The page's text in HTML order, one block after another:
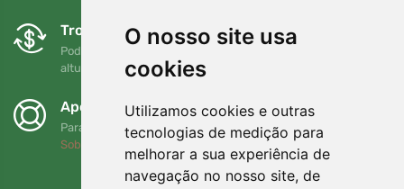
O nosso site usa
cookies
Utilizamos cookies e outras
tecnologias de medição para
melhorar a sua experiência de
navegação no nosso site, de
Trocas e devoluções gratuitas
Pode devolver ou trocar a sua encomenda em qualquer
altura no prazo de 90 dias
Apoiamos a Trees.org
Para cada encomenda plantamos uma árvore! Leia mais
Sobre nós